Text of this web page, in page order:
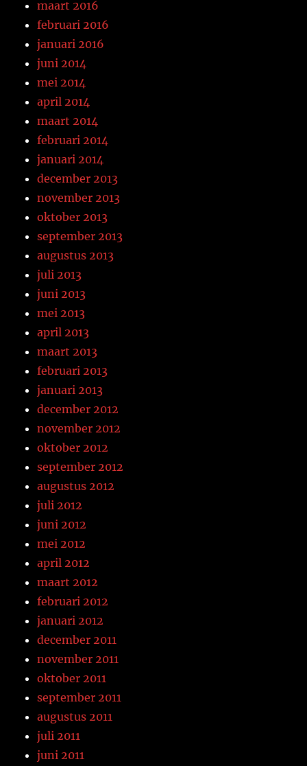
maart 2016
februari 2016
januari 2016
juni 2014
mei 2014
april 2014
maart 2014
februari 2014
januari 2014
december 2013
november 2013
oktober 2013
september 2013
augustus 2013
juli 2013
juni 2013
mei 2013
april 2013
maart 2013
februari 2013
januari 2013
december 2012
november 2012
oktober 2012
september 2012
augustus 2012
juli 2012
juni 2012
mei 2012
april 2012
maart 2012
februari 2012
januari 2012
december 2011
november 2011
oktober 2011
september 2011
augustus 2011
juli 2011
juni 2011